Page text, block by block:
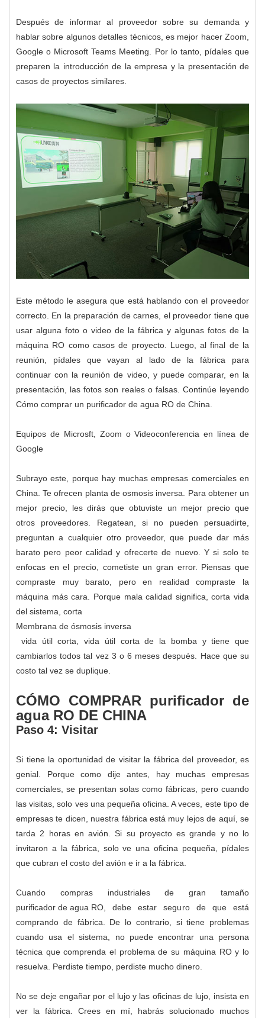
Después de informar al proveedor sobre su demanda y
hablar sobre algunos detalles técnicos, es mejor hacer Zoom,
Google o Microsoft Teams Meeting. Por lo tanto, pídales que
preparen la introducción de la empresa y la presentación de
casos de proyectos similares.
Este método le asegura que está hablando con el proveedor
correcto. En la preparación de carnes, el proveedor tiene que
usar alguna foto o video de la fábrica y algunas fotos de la
máquina RO como casos de proyecto. Luego, al final de la
reunión, pídales que vayan al lado de la fábrica para
continuar con la reunión de video, y puede comparar, en la
presentación, las fotos son reales o falsas. Continúe leyendo
Cómo comprar un purificador de agua RO de China.
Equipos de Microsft, Zoom o Videoconferencia en línea de
Google
Subrayo este, porque hay muchas empresas comerciales en
China. Te ofrecen planta de osmosis inversa. Para obtener un
mejor precio, les dirás que obtuviste un mejor precio que
otros proveedores. Regatean, si no pueden persuadirte,
preguntan a cualquier otro proveedor, que puede dar más
barato pero peor calidad y ofrecerte de nuevo. Y si solo te
enfocas en el precio, cometiste un gran error. Piensas que
compraste muy barato, pero en realidad compraste la
máquina más cara. Porque mala calidad significa, corta vida
del sistema, corta
Membrana de ósmosis inversa
vida útil corta, vida útil corta de la bomba y tiene que
cambiarlos todos tal vez 3 o 6 meses después. Hace que su
costo tal vez se duplique.
CÓMO COMPRAR purificador de
agua RO DE CHINA
Paso 4: Visitar
Si tiene la oportunidad de visitar la fábrica del proveedor, es
genial. Porque como dije antes, hay muchas empresas
comerciales, se presentan solas como fábricas, pero cuando
las visitas, solo ves una pequeña oficina. A veces, este tipo de
empresas te dicen, nuestra fábrica está muy lejos de aquí, se
tarda 2 horas en avión. Si su proyecto es grande y no lo
invitaron a la fábrica, solo ve una oficina pequeña, pídales
que cubran el costo del avión e ir a la fábrica.
Cuando compras industriales de gran tamaño
purificador de agua RO , debe estar seguro de que está
comprando de fábrica. De lo contrario, si tiene problemas
cuando usa el sistema, no puede encontrar una persona
técnica que comprenda el problema de su máquina RO y lo
resuelva. Perdiste tiempo, perdiste mucho dinero.
No se deje engañar por el lujo y las oficinas de lujo, insista en
ver la fábrica. Crees en mí, habrás solucionado muchos